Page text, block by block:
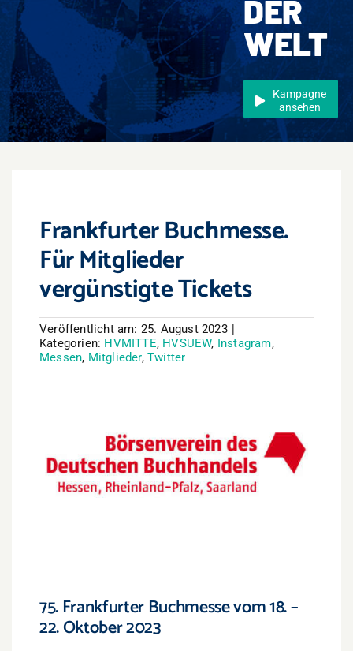
Events
Überregional
Jobs
Newsletter
DER
WELT
Kampagne
ansehen
Frankfurter Buchmesse.
Für Mitglieder
vergünstigte Tickets
Veröffentlicht am: 25. August 2023 |
Kategorien: HVMITTE, HVSUEW, Instagram,
Messen, Mitglieder,Twitter
75. Frankfurter Buchmesse vom 18. –
22. Oktober 2023